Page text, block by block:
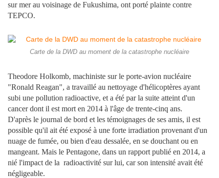
sur mer au voisinage de Fukushima, ont porté plainte contre
TEPCO.
Carte de la DWD au moment de la catastrophe nucléaire
Theodore Holkomb, machiniste sur le porte-avion nucléaire
"Ronald Reagan", a travaillé au nettoyage d'hélicoptères ayant
subi une pollution radioactive, et a été par la suite atteint d'un
cancer dont il est mort en 2014 à l'âge de trente-cinq ans.
D'après le journal de bord et les témoignages de ses amis, il est
possible qu'il ait été exposé à une forte irradiation provenant d'un
nuage de fumée, ou bien d'eau dessalée, en se douchant ou en
mangeant. Mais le Pentagone, dans un rapport publié en 2014, a
nié l'impact de la radioactivité sur lui, car son intensité avait été
négligeable.